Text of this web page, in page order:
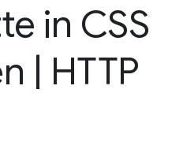
in CSS
HTTP